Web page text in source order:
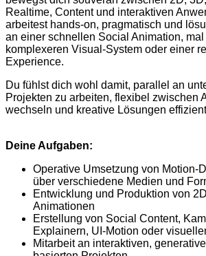
Realtime, Content und interaktiven
arbeitest hands-on, pragmatisch und
an einer schnellen Social Animation,
komplexeren Visual-System oder einer
Experience.
Du fühlst dich wohl damit, parallel an
Projekten zu arbeiten, flexibel zwischen
wechseln und kreative Lösungen
Deine Aufgaben:
Operative Umsetzung von Motion-
über verschiedene Medien und
Entwicklung und Produktion von
Animationen
Erstellung von Social Content,
Explainern, UI-Motion oder
Mitarbeit an interaktiven,